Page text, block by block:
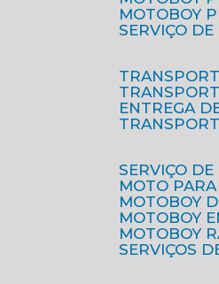
MOTOBOY
SERVIÇO
ENTREGA
SERVIÇO
MOTO
MOTOBOY
MOTOBOY
MOTOBOY
SERVIÇOS